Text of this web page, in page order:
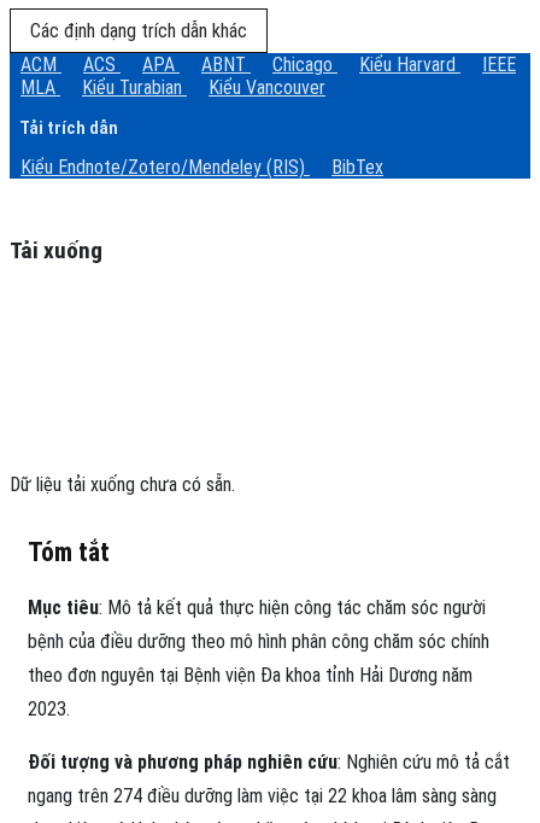
Các định dạng trích dẫn khác
ACM
ACS APA ABNT Chicago Kiểu Harvard
IEEE
MLA
Kiểu Turabian Kiểu Vancouver
Tải trích dẫn
Kiểu Endnote/Zotero/Mendeley (RIS) BibTex
Tải xuống
Dữ liệu tải xuống chưa có sẵn.
Tóm tắt
Mục tiêu: Mô tả kết quả thực hiện công tác chăm sóc người
bệnh của điều dưỡng theo mô hình phân công chăm sóc chính
theo đơn nguyên tại Bệnh viện Đa khoa tỉnh Hải Dương năm
2023.
Đối tượng và phương pháp nghiên cứu: Nghiên cứu mô tả cắt
ngang trên 274 điều dưỡng làm việc tại 22 khoa lâm sàng sàng